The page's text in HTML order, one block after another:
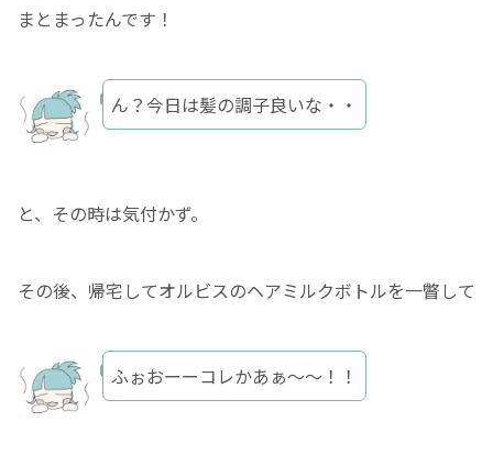
まとまったんです！
ん？今日は髪の調子良いな・・
と、その時は気付かず。
その後、帰宅してオルビスのヘアミルクボトルを一瞥して
ふぉおーーコレかあぁ〜〜！！